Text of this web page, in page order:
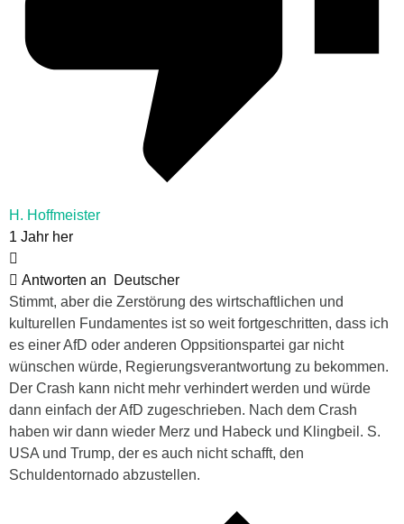
H. Hoffmeister
1 Jahr her
Antworten an
Deutscher
Stimmt, aber die Zerstörung des wirtschaftlichen und
kulturellen Fundamentes ist so weit fortgeschritten, dass ich
es einer AfD oder anderen Oppsitionspartei gar nicht
wünschen würde, Regierungsverantwortung zu bekommen.
Der Crash kann nicht mehr verhindert werden und würde
dann einfach der AfD zugeschrieben. Nach dem Crash
haben wir dann wieder Merz und Habeck und Klingbeil. S.
USA und Trump, der es auch nicht schafft, den
Schuldentornado abzustellen.